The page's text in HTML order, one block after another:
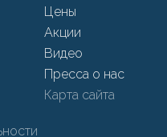
Цены
Акции
Видео
Пресса о нас
Карта сайта